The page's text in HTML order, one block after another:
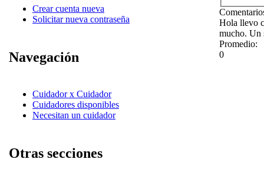
Crear cuenta nueva
Solicitar nueva contraseña
Navegación
Cuidador x Cuidador
Cuidadores disponibles
Necesitan un cuidador
Otras secciones
Hola llevo
mucho. Un
Promedio:
0